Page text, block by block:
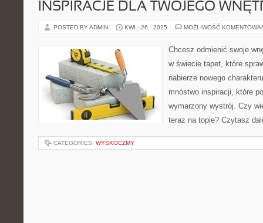
INSPIRACJE DLA TWOJEGO
POSTED BY ADMIN KWI - 26 - 2025 MOŻLIWOŚĆ
Chcesz odmienić swoje
w świecie tapet, które
nabierze nowego
mnóstwo inspiracji, które
wymarzony wystrój. Czy
teraz na topie? Czytasz
CATEGORIES: WYSKOCZMY